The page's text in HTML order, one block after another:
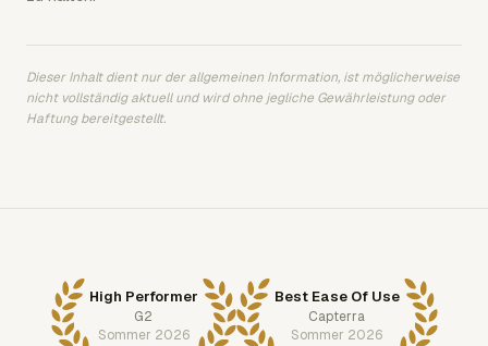
Dieser Inhalt dient nur der allgemeinen Information, ist möglicherweise
nicht vollständig aktuell und wird ohne jegliche Gewährleistung oder
Haftung bereitgestellt.
High Performer
G2
Sommer 2026
Best Ease Of Use
Capterra
Sommer 2026